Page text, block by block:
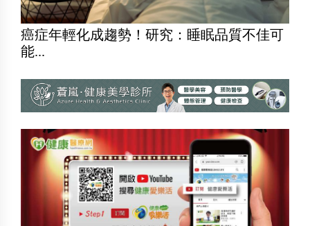
癌症年輕化成趨勢！研究：睡眠品質不佳可
能...